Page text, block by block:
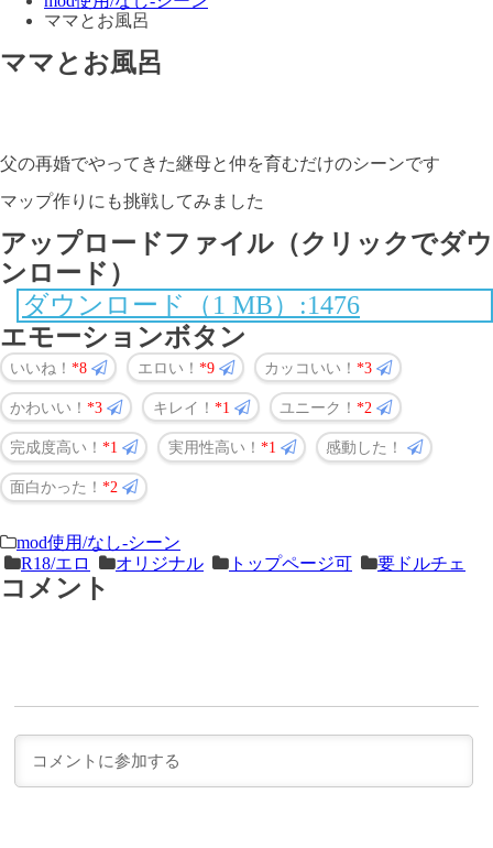
ママとお風呂
ママとお風呂
父の再婚でやってきた継母と仲を育むだけのシーンです
マップ作りにも挑戦してみました
アップロードファイル（クリックでダウ
ンロード）
ダウンロード（1 MB）:1476
エモーションボタン
いいね！ 8 エロい！ 9 カッコいい！ 3
かわいい！ 3 キレイ！ 1 ユニーク！ 2
完成度高い！ 1 実用性高い！ 1 感動した！
面白かった！ 2
＜
次
の
前
の
記
mod使用/なし-シーン
R18/エロ
オリジナル トップページ可 要ドルチェ
コメント